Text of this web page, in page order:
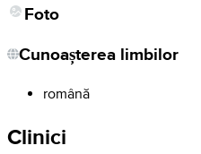
Foto
Cunoașterea limbilor
română
Clinici